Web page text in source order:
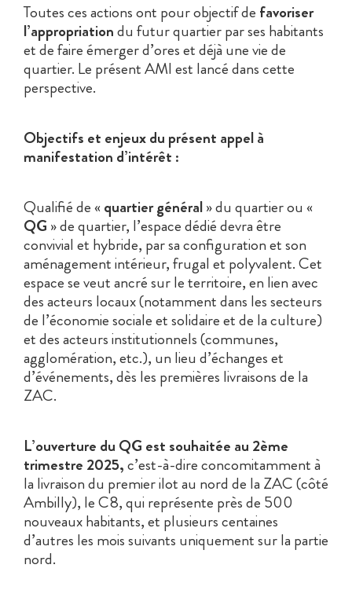
Toutes ces actions ont pour objectif de favoriser
l’appropriationdu futur quartier par ses habitants
et de faire émerger d’ores et déjà une vie de
quartier. Le présent AMI est lancé dans cette
perspective.
Objectifs et enjeux du présent appel à
manifestation d’intérêt :
Qualifié de «quartier général» du quartier ou «
QG » de quartier, l’espace dédié devra être
convivial et hybride, par sa configuration et son
aménagement intérieur, frugal et polyvalent. Cet
espace se veut ancré sur le territoire, en lien avec
des acteurs locaux (notamment dans les secteurs
de l’économie sociale et solidaire et de la culture)
et des acteurs institutionnels (communes,
agglomération, etc.), un lieu d’échanges et
d’événements, dès les premières livraisons de la
ZAC.
L’ouverture du QG est souhaitée au 2ème
trimestre 2025,c’est-à-dire concomitamment à
la livraison du premier ilot au nord de la ZAC (côté
Ambilly), le C8, qui représente près de 500
nouveaux habitants, et plusieurs centaines
d’autres les mois suivants uniquement sur la partie
nord.